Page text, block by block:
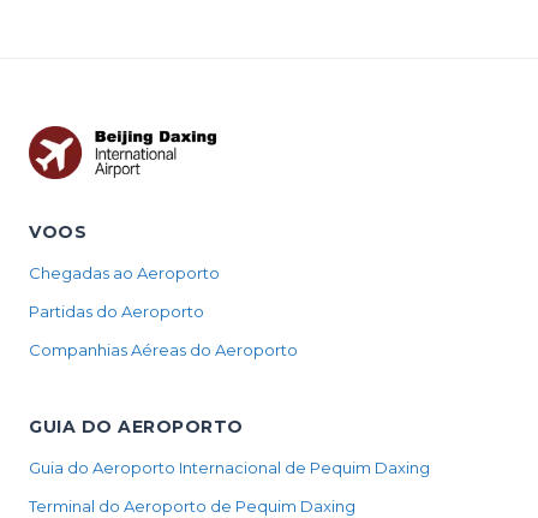
VOOS
Chegadas ao Aeroporto
Partidas do Aeroporto
Companhias Aéreas do Aeroporto
GUIA DO AEROPORTO
Guia do Aeroporto Internacional de Pequim Daxing
Terminal do Aeroporto de Pequim Daxing